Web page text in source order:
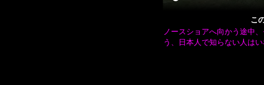
こ
ノースショアへ向かう途中
う、日本人で知らない人は